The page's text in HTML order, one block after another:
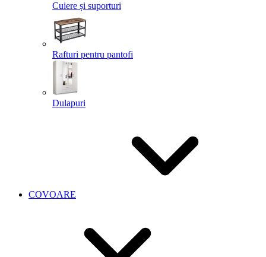
Cuiere și suporturi
Rafturi pentru pantofi
Dulapuri
COVOARE